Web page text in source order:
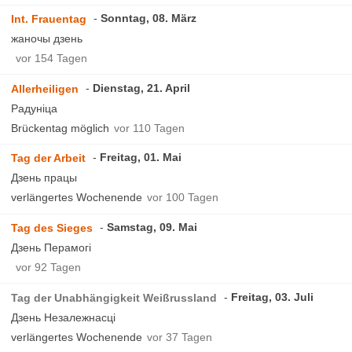
Int. Frauentag
Sonntag, 08. März
жаночы дзень
vor 154 Tagen
Allerheiligen
Dienstag, 21. April
Радунiца
Brückentag möglich vor 110 Tagen
Tag der Arbeit
Freitag, 01. Mai
Дзень працы
verlängertes Wochenende vor 100 Tagen
Tag des Sieges
Samstag, 09. Mai
Дзень Перамогi
vor 92 Tagen
Tag der Unabhängigkeit Weißrussland
Freitag, 03. Juli
Дзень Незалежнасцi
verlängertes Wochenende vor 37 Tagen